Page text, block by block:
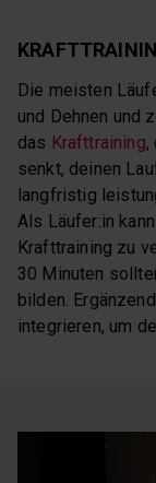
Die meisten
und Dehnen und
das Krafttraining,
senkt, deinen
langfristig
Als Läufer:in
Krafttraining zu
30 Minuten
bilden.
integrieren, um